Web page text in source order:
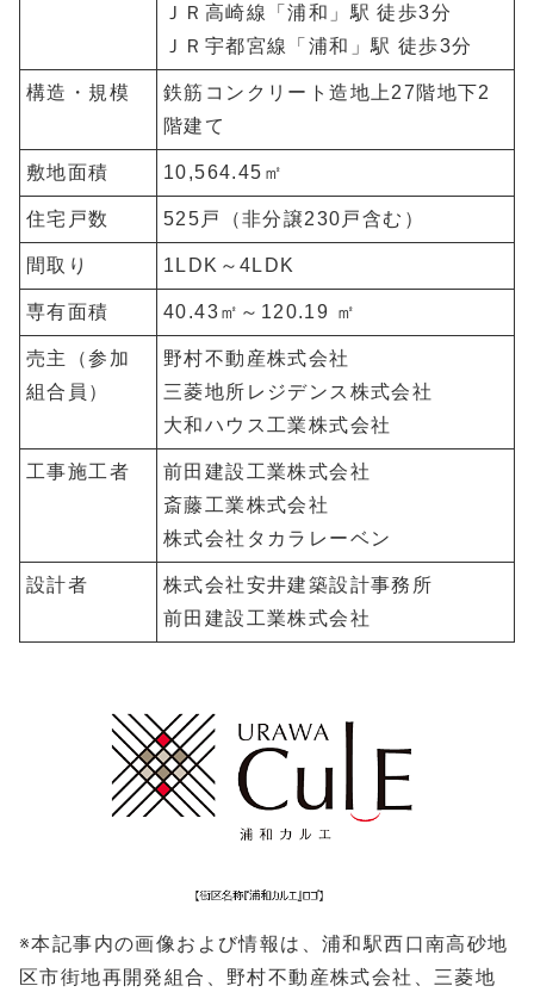
ＪＲ高崎線「浦和」駅 徒歩3分
ＪＲ宇都宮線「浦和」駅 徒歩3分
構造・規模
鉄筋コンクリート造地上27階地下2
階建て
敷地面積 10,564.45㎡
住宅戸数 525戸（非分譲230戸含む）
間取り 1LDK～4LDK
専有面積 40.43㎡～120.19 ㎡
売主（参加
組合員）
野村不動産株式会社
三菱地所レジデンス株式会社
大和ハウス工業株式会社
工事施工者
前田建設工業株式会社
斎藤工業株式会社
株式会社タカラレーベン
設計者
株式会社安井建築設計事務所
前田建設工業株式会社
※本記事内の画像および情報は、浦和駅西口南高砂地
区市街地再開発組合、野村不動産株式会社、三菱地